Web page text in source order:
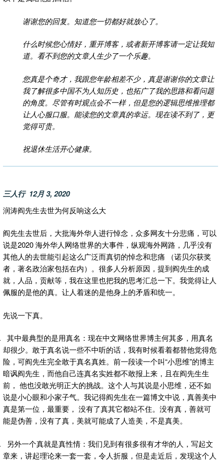
谢谢您的回复。知道您一切都好就放心了。
什么时候您心情好，重开博客，或者新开博客请一定让我知
道。看不到您的文章人生少了一个乐趣。
您真是个奇才，我跟您年龄相差不少，真是谢谢你的文章让
我了解很多中国不为人知历史，也拓广了我的思路和看问题
的角度。尽管有时观点会不一样，但是您的逻辑思维推理都
让人心服口服。能读您的文章真的幸运。现在读不到了，更
觉得可贵。
祝退休生活开心健康。
三人行 12月 3, 2020
润涛阎先生去世为何反响这么大
阎先生去世后，大批海外华人进行悼念，众多网友十分悲痛，可以
说是2020 海外华人网络世界的大事件，纵观海外网路，几乎没有
其他人的去世能引起这么广泛而真切的悼念和悲痛 （诺贝尔获奖
者，著名政治家包括在内）。很多人分析原因，提到阎先生的成
就，人品，贡献等，我在这里也把我的思考汇总一下。我觉得让人
佩服的是他的真。让人着迷的是他身上的矛盾和统一。
先说一下真。
其中最典型的是用真名：现在中文网络世界博主何其多，用真名
却很少。敢于真名说一些不中听的话，我有时候看着都替他觉得危
险，可阎先生完全敢于真名真姓。前一段读一个叫“小思维”的博主
暗讽阎先生，而他自己连真名实姓都不敢报上来，且在阎先生生
前， 他也没敢光明正大的挑战。这个人与其说是小思维，还不如
说是小心眼和小家子气。我记得阎先生在一篇博文中说，真善美中
真是第一位，最重要， 没有了真其它都站不住。没有真，善就可
能是伪善，没有了真，美就可能成了人造美，不是真美。
另外一个真就是真性情：我们见到有很多很有才华的人，写起文
章来，讲起理论来一套一套，令人折服，但是走近后，发现这个人